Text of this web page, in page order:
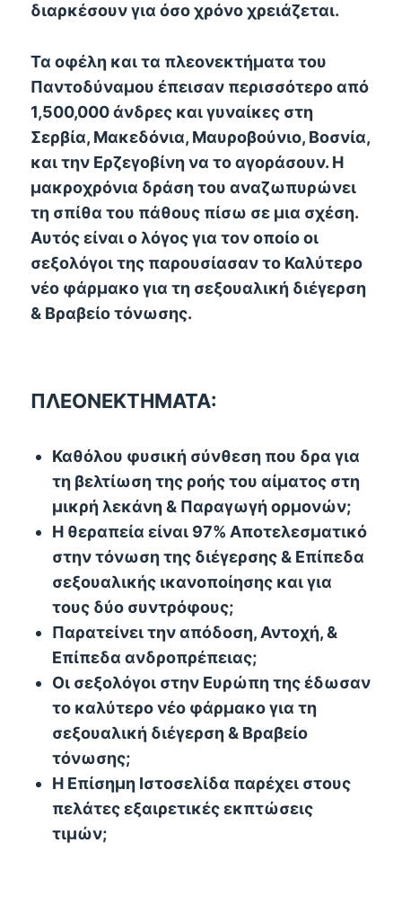
διαρκέσουν για όσο χρόνο χρειάζεται.
Τα οφέλη και τα πλεονεκτήματα του
Παντοδύναμου έπεισαν περισσότερο από
1,500,000 άνδρες και γυναίκες στη
Σερβία, Μακεδόνια, Μαυροβούνιο, Βοσνία,
και την Ερζεγοβίνη να το αγοράσουν. Η
μακροχρόνια δράση του αναζωπυρώνει
τη σπίθα του πάθους πίσω σε μια σχέση.
Αυτός είναι ο λόγος για τον οποίο οι
σεξολόγοι της παρουσίασαν το Καλύτερο
νέο φάρμακο για τη σεξουαλική διέγερση
& Βραβείο τόνωσης.
ΠΛΕΟΝΕΚΤΗΜΑΤΑ:
Καθόλου φυσική σύνθεση που δρα για
τη βελτίωση της ροής του αίματος στη
μικρή λεκάνη & Παραγωγή ορμονών;
Η θεραπεία είναι 97% Αποτελεσματικό
στην τόνωση της διέγερσης & Επίπεδα
σεξουαλικής ικανοποίησης και για
τους δύο συντρόφους;
Παρατείνει την απόδοση, Αντοχή, &
Επίπεδα ανδροπρέπειας;
Οι σεξολόγοι στην Ευρώπη της έδωσαν
το καλύτερο νέο φάρμακο για τη
σεξουαλική διέγερση & Βραβείο
τόνωσης;
Η Επίσημη Ιστοσελίδα παρέχει στους
πελάτες εξαιρετικές εκπτώσεις
τιμών;